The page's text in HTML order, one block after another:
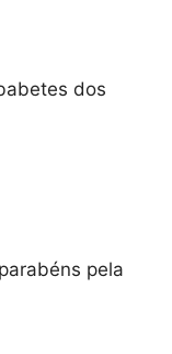
dos
pela